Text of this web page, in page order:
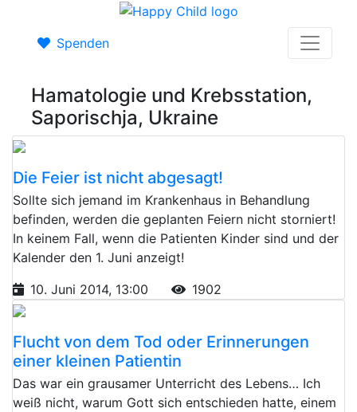
Spenden
Hamatologie und Krebsstation,
Saporischja, Ukraine
Die Feier ist nicht abgesagt!
Sollte sich jemand im Krankenhaus in Behandlung
befinden, werden die geplanten Feiern nicht storniert!
In keinem Fall, wenn die Patienten Kinder sind und der
Kalender den 1. Juni anzeigt!
10. Juni 2014, 13:00
1902
Flucht von dem Tod oder Erinnerungen
einer kleinen Patientin
Das war ein grausamer Unterricht des Lebens… Ich
weiß nicht, warum Gott sich entschieden hatte, einem